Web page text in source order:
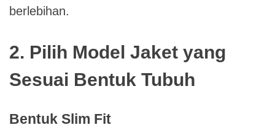
berlebihan.
2. Pilih Model Jaket yang
Sesuai Bentuk Tubuh
Bentuk Slim Fit